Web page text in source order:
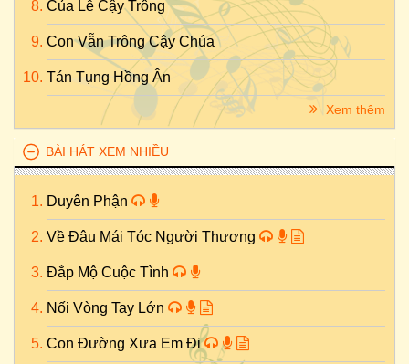
Của Lễ Cậy Trông
Con Vẫn Trông Cậy Chúa
Tán Tụng Hồng Ân
Xem thêm
BÀI HÁT XEM NHIỀU
Duyên Phận
Về Đâu Mái Tóc Người Thương
Đắp Mộ Cuộc Tình
Nối Vòng Tay Lớn
Con Đường Xưa Em Đi